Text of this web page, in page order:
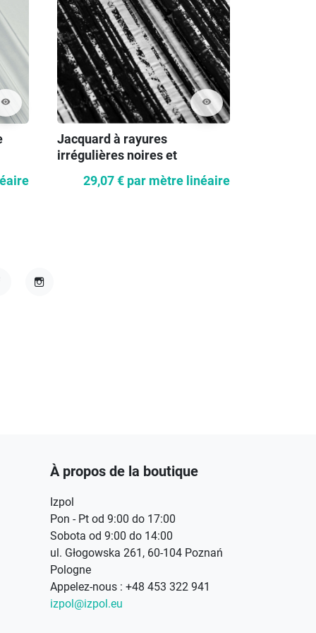
visibility visibility
Jacquard à rayures
irrégulières noires et
29,07 € par mètre linéaire
À propos de la boutique
Izpol
Pon - Pt od 9:00 do 17:00
Sobota od 9:00 do 14:00
ul. Głogowska 261, 60-104 Poznań
Pologne
Appelez-nous : +48 453 322 941
izpol@izpol.eu